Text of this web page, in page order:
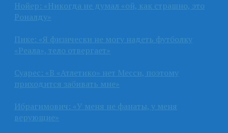
Нойер: «Никогда не думал «ой, как страшно, это
Роналду»
Пике: «Я физически не могу надеть футболку
«Реала», тело отвергает»
Суарес: «В «Атлетико» нет Месси, поэтому
приходится забивать мне»
Ибрагимович: «У меня не фанаты, у меня
верующие»